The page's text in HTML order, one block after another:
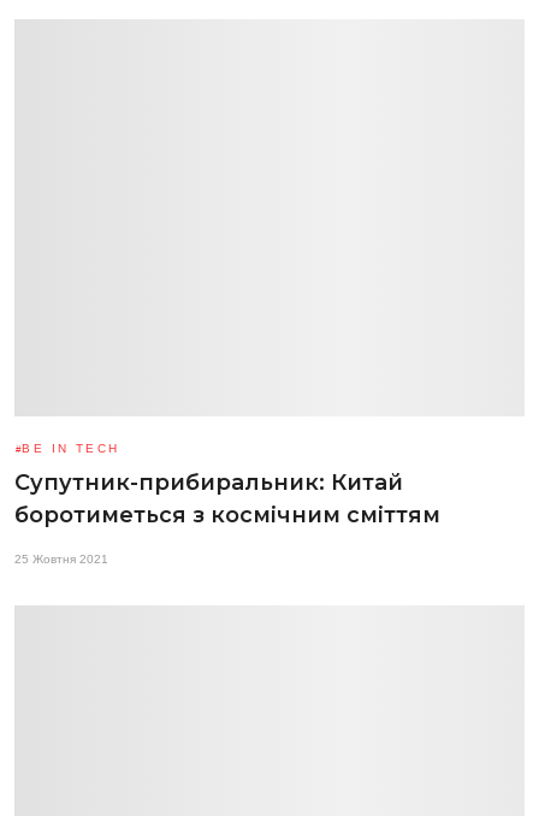
BE IN TECH
Супутник-прибиральник: Китай
боротиметься з космічним сміттям
25 Жовтня 2021